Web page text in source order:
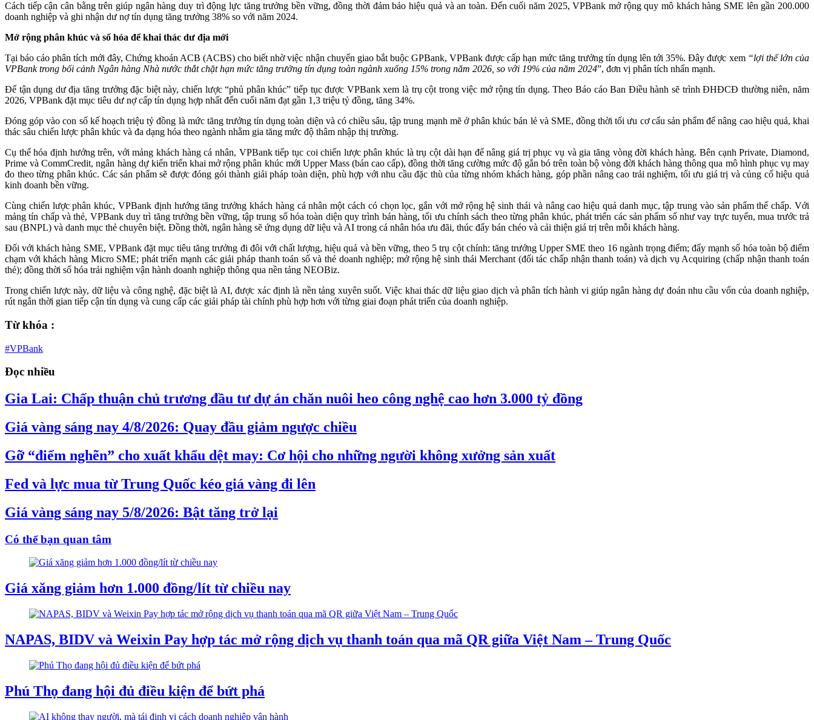
Cách tiếp cận cân bằng trên giúp ngân hàng duy trì động lực tăng trưởng bền vững, đồng thời đảm bảo hiệu quả và an toàn. Đến cuối năm 2025, VPBank mở rộng quy mô khách hàng SME lên gần 200.000
doanh nghiệp và ghi nhận dư nợ tín dụng tăng trưởng 38% so với năm 2024.
Mở rộng phân khúc và số hóa để khai thác dư địa mới
Tại báo cáo phân tích mới đây, Chứng khoán ACB (ACBS) cho biết nhờ việc nhận chuyển giao bắt buộc GPBank, VPBank được cấp hạn mức tăng trưởng tín dụng lên tới 35%. Đây được xem “lợi thế lớn của
VPBank trong bối cảnh Ngân hàng Nhà nước thắt chặt hạn mức tăng trưởng tín dụng toàn ngành xuống 15% trong năm 2026, so với 19% của năm 2024”, đơn vị phân tích nhấn mạnh.
Để tận dụng dư địa tăng trưởng đặc biệt này, chiến lược “phủ phân khúc” tiếp tục được VPBank xem là trụ cột trong việc mở rộng tín dụng. Theo Báo cáo Ban Điều hành sẽ trình ĐHĐCĐ thường niên, năm
2026, VPBank đặt mục tiêu dư nợ cấp tín dụng hợp nhất đến cuối năm đạt gần 1,3 triệu tỷ đồng, tăng 34%.
Đóng góp vào con số kế hoạch triệu tỷ đồng là mức tăng trưởng tín dụng toàn diện và có chiều sâu, tập trung mạnh mẽ ở phân khúc bán lẻ và SME, đồng thời tối ưu cơ cấu sản phẩm để nâng cao hiệu quả, khai
thác sâu chiến lược phân khúc và đa dạng hóa theo ngành nhằm gia tăng mức độ thâm nhập thị trường.
Cụ thể hóa định hướng trên, với mảng khách hàng cá nhân, VPBank tiếp tục coi chiến lược phân khúc là trụ cột dài hạn để nâng giá trị phục vụ và gia tăng vòng đời khách hàng. Bên cạnh Private, Diamond,
Prime và CommCredit, ngân hàng dự kiến triển khai mở rộng phân khúc mới Upper Mass (bán cao cấp), đồng thời tăng cường mức độ gắn bó trên toàn bộ vòng đời khách hàng thông qua mô hình phục vụ may
đo theo từng phân khúc. Các sản phẩm sẽ được đóng gói thành giải pháp toàn diện, phù hợp với nhu cầu đặc thù của từng nhóm khách hàng, góp phần nâng cao trải nghiệm, tối ưu giá trị và củng cố hiệu quả
kinh doanh bền vững.
Cùng chiến lược phân khúc, VPBank định hướng tăng trưởng khách hàng cá nhân một cách có chọn lọc, gắn với mở rộng hệ sinh thái và nâng cao hiệu quả danh mục, tập trung vào sản phẩm thế chấp. Với
mảng tín chấp và thẻ, VPBank duy trì tăng trưởng bền vững, tập trung số hóa toàn diện quy trình bán hàng, tối ưu chính sách theo từng phân khúc, phát triển các sản phẩm số như vay trực tuyến, mua trước trả
sau (BNPL) và danh mục thẻ chuyên biệt. Đồng thời, ngân hàng sẽ ứng dụng dữ liệu và AI trong cá nhân hóa ưu đãi, thúc đẩy bán chéo và cải thiện giá trị trên mỗi khách hàng.
Đối với khách hàng SME, VPBank đặt mục tiêu tăng trưởng đi đôi với chất lượng, hiệu quả và bền vững, theo 5 trụ cột chính: tăng trưởng Upper SME theo 16 ngành trọng điểm; đẩy mạnh số hóa toàn bộ điểm
chạm với khách hàng Micro SME; phát triển mạnh các giải pháp thanh toán số và thẻ doanh nghiệp; mở rộng hệ sinh thái Merchant (đối tác chấp nhận thanh toán) và dịch vụ Acquiring (chấp nhận thanh toán
thẻ); đồng thời số hóa trải nghiệm vận hành doanh nghiệp thông qua nền tảng NEOBiz.
Trong chiến lược này, dữ liệu và công nghệ, đặc biệt là AI, được xác định là nền tảng xuyên suốt. Việc khai thác dữ liệu giao dịch và phân tích hành vi giúp ngân hàng dự đoán nhu cầu vốn của doanh nghiệp,
rút ngắn thời gian tiếp cận tín dụng và cung cấp các giải pháp tài chính phù hợp hơn với từng giai đoạn phát triển của doanh nghiệp.
Từ khóa :
#VPBank
Đọc nhiều
Gia Lai: Chấp thuận chủ trương đầu tư dự án chăn nuôi heo công nghệ cao hơn 3.000 tỷ đồng
Giá vàng sáng nay 4/8/2026: Quay đầu giảm ngược chiều
Gỡ “điểm nghẽn” cho xuất khẩu dệt may: Cơ hội cho những người không xưởng sản xuất
Fed và lực mua từ Trung Quốc kéo giá vàng đi lên
Giá vàng sáng nay 5/8/2026: Bật tăng trở lại
Có thể bạn quan tâm
Giá xăng giảm hơn 1.000 đồng/lít từ chiều nay
NAPAS, BIDV và Weixin Pay hợp tác mở rộng dịch vụ thanh toán qua mã QR giữa Việt Nam – Trung Quốc
Phú Thọ đang hội đủ điều kiện để bứt phá